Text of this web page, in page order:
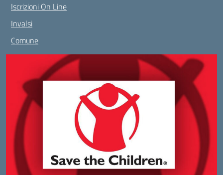
Iscrizioni On Line
Invalsi
Comune